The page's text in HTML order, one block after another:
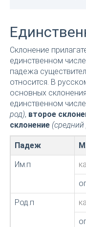
Склонение
единственном
падежа
относится. В
основных
единственном
род), второе
склонение (средний
Падеж
Им.п
Род.п